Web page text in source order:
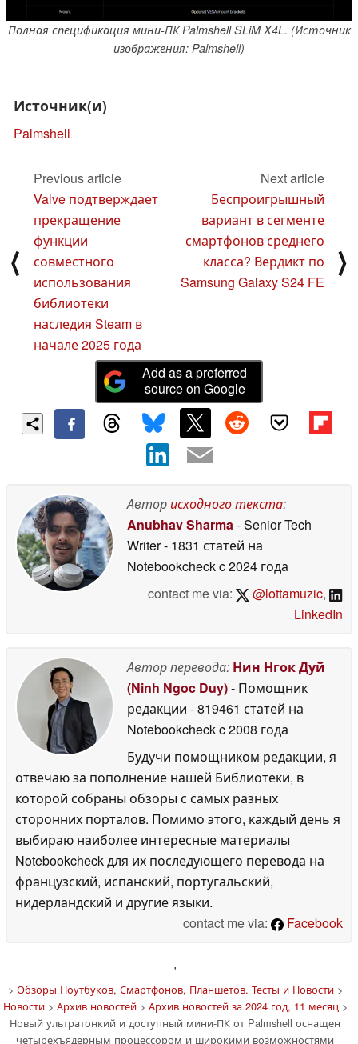
Полная спецификация мини-ПК Palmshell SLiM X4L. (Источник
изображения: Palmshell)
Источник(и)
Palmshell
⟨
Previous article
Valve подтверждает
прекращение
функции
совместного
использования
библиотеки
наследия Steam в
начале 2025 года
Next article
Беспроигрышный
вариант в сегменте
смартфонов среднего
класса? Вердикт по
Samsung Galaxy S24 FE
⟩
Add as a preferred
source on Google
Авторисходного текста:
Anubhav Sharma- Senior Tech
Writer- 1831 статей на
Notebookcheckc 2024 года
contact me via:
@lottamuzic,
LinkedIn
Автор перевода: Нин Нгок Дуй
(Ninh Ngoc Duy)- Помощник
редакции - 819461 статей на
Notebookcheckc 2008 года
Будучи помощником редакции, я
отвечаю за пополнение нашей Библиотеки, в
которой собраны обзоры с самых разных
сторонних порталов. Помимо этого, каждый день я
выбираю наиболее интересные материалы
Notebookcheck для их последующего перевода на
французский, испанский, португальский,
нидерландский и другие языки.
contact me via:
Facebook
'
> Обзоры Ноутбуков, Смартфонов, Планшетов. Тесты и Новости>
Новости> Архив новостей> Архив новостей за 2024 год, 11 месяц>
Новый ультратонкий и доступный мини-ПК от Palmshell оснащен
четырехъядерным процессором и широкими возможностями